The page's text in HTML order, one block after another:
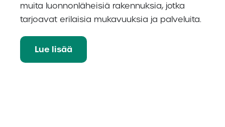
muita luonnonläheisiä rakennuksia, jotka
tarjoavat erilaisia mukavuuksia ja palveluita.
Lue lisää